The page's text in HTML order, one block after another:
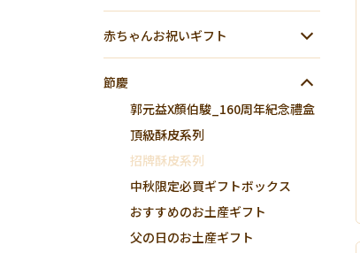
赤ちゃんお祝いギフト
節慶
郭元益X顏伯駿_160周年紀念禮盒
頂級酥皮系列
招牌酥皮系列
中秋限定必買ギフトボックス
おすすめのお土産ギフト
父の日のお土産ギフト